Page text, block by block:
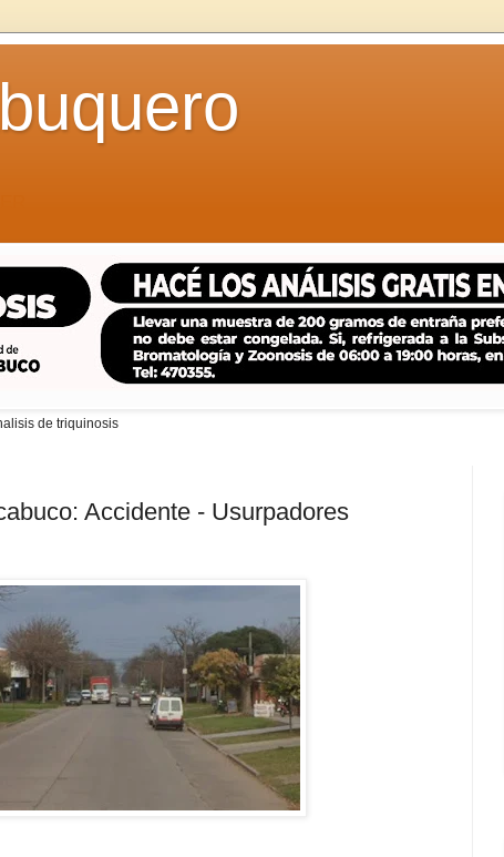
de triquinosis
Accidente - Usurpadores